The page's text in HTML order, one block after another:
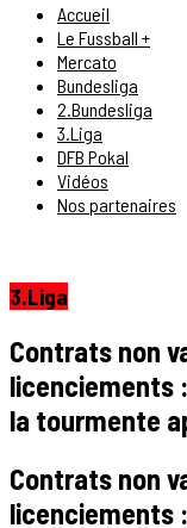
Accueil
Le Fussball +
Mercato
Bundesliga
2.Bundesliga
3.Liga
DFB Pokal
Vidéos
Nos partenaires
3.Liga
Contrats non
licenciements
la tourmente
Contrats non
licenciements